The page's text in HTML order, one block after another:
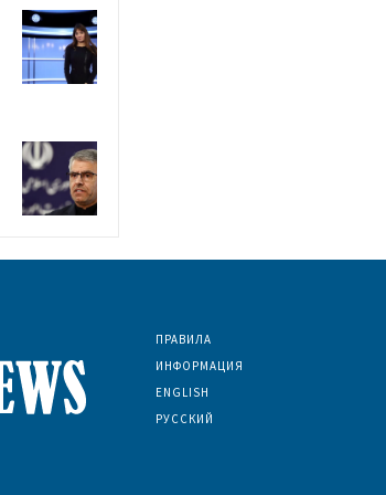
ПРАВИЛА
ИНФОРМАЦИЯ
ENGLISH
РУССКИЙ